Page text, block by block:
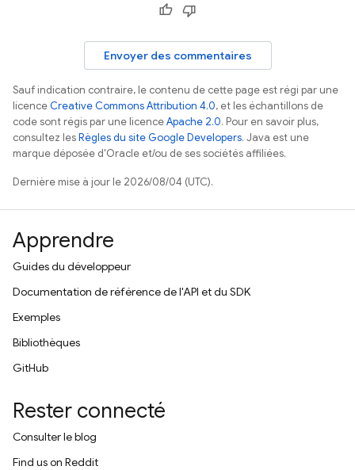
Envoyer des commentaires
Sauf indication contraire, le contenu de cette page est régi par une
licenceCreative Commons Attribution 4.0, et les échantillons de
code sont régis par une licenceApache 2.0. Pour en savoir plus,
consultez lesRègles du site Google Developers. Java est une
marque déposée d'Oracle et/ou de ses sociétés affiliées.
Dernière mise à jour le 2026/08/04 (UTC).
Apprendre
Guides du développeur
Documentation de référence de l'API et du SDK
Exemples
Bibliothèques
GitHub
Rester connecté
Consulter le blog
Find us on Reddit